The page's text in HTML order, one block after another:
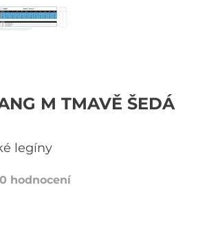
M TMAVĚ ŠEDÁ
legíny
0 hodnocení